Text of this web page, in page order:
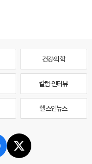
건강·의학
칼럼·인터뷰
헬스인뉴스